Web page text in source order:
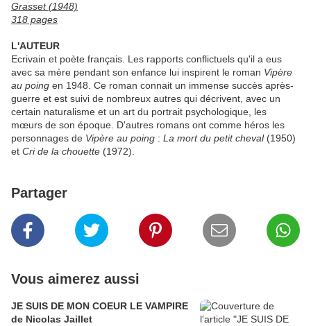
Grasset (1948)
318 pages
L'AUTEUR
Ecrivain et poète français. Les rapports conflictuels qu'il a eus
avec sa mère pendant son enfance lui inspirent le roman Vipère
au poing en 1948. Ce roman connait un immense succès après-
guerre et est suivi de nombreux autres qui décrivent, avec un
certain naturalisme et un art du portrait psychologique, les
mœurs de son époque. D'autres romans ont comme héros les
personnages de Vipère au poing : La mort du petit cheval(1950)
et Cri de la chouette (1972).
Partager
Vous aimerez aussi
JE SUIS DE MON COEUR LE VAMPIRE
de Nicolas Jaillet